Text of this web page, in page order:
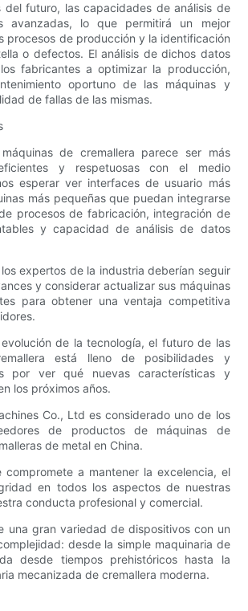
del futuro, las capacidades de análisis de
avanzadas, lo que permitirá un mejor
procesos de producción y la identificación
o defectos. El análisis de dichos datos
fabricantes a optimizar la producción,
oportuno de las máquinas y
de fallas de las mismas.
de cremallera parece ser más
y respetuosas con el medio
esperar ver interfaces de usuario más
más pequeñas que puedan integrarse
procesos de fabricación, integración de
y capacidad de análisis de datos
expertos de la industria deberían seguir
y considerar actualizar sus máquinas
para obtener una ventaja competitiva
de la tecnología, el futuro de las
está lleno de posibilidades y
por ver qué nuevas características y
los próximos años.
Co., Ltd es considerado uno de los
de productos de máquinas de
de metal en China.
compromete a mantener la excelencia, el
en todos los aspectos de nuestras
conducta profesional y comercial.
una gran variedad de dispositivos con un
desde la simple maquinaria de
desde tiempos prehistóricos hasta la
mecanizada de cremallera moderna.